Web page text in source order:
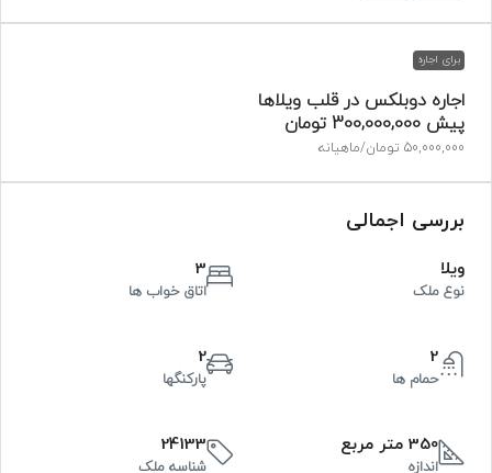
برای اجاره
اجاره دوبلکس در قلب ویلاها
پیش 300,000,000 تومان
50,000,000 تومان /ماهیانه
بررسی اجمالی
ویلا
نوع ملک
3
اتاق خواب ها
2
حمام ها
2
پارکنگها
350 متر مربع
اندازه
24133
شناسه ملک